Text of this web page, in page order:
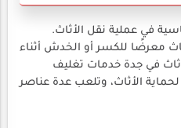
في عملية نقل الأثاث.
معرضًا للكسر أو الخدش أثناء
في جدة خدمات تغليف
الأثاث، وتلعب عدة عناصر